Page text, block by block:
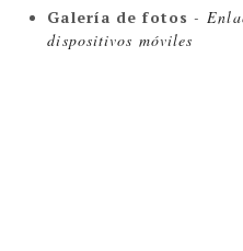
Galería de fotos-
dispositivos móviles